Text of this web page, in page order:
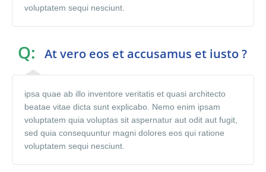
voluptatem sequi nesciunt.
Q: At vero eos et accusamus et iusto ?
ipsa quae ab illo inventore veritatis et quasi architecto
beatae vitae dicta sunt explicabo. Nemo enim ipsam
voluptatem quia voluptas sit aspernatur aut odit aut fugit,
sed quia consequuntur magni dolores eos qui ratione
voluptatem sequi nesciunt.